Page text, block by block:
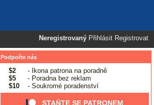
Neregistrovaný Přihlásit Registrovat
Podpořte nás
$2
- Ikona patrona na poradně
$5
- Poradna bez reklam
$10
- Soukromé poradenství
STAŇTE SE PATRONEM